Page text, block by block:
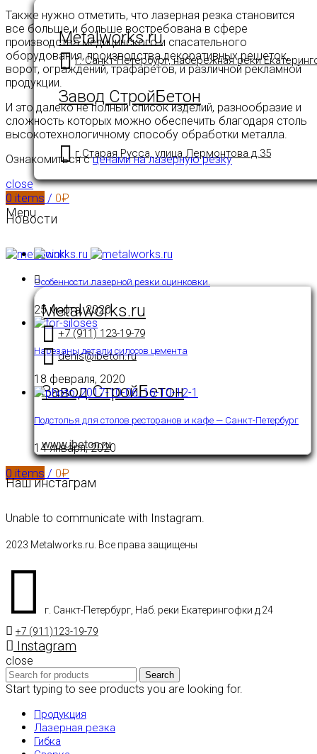
Metalworks.ru
г. Санкт-Петербург, набережная реки
Завод СтройБетон
г.Старая Русса, улица Лермонтова д.35
0 items / 0₽
Menu
Metalworks.ru
+7 (911) 123-19-79
denis@ibeton.ru
Завод СтройБетон
www.ibeton.ru
0 items / 0₽
Также нужно отметить, что лазерная резка становится
все больше и больше востребована в сфере
производства медицинского и спасательного
оборудования, производства декоративных решеток,
ворот, ограждений, трафаретов, и различной рекламной
продукции.
И это далеко не полный список изделий, разнообразие и
сложность которых можно обеспечить благодаря столь
высокотехнологичному способу обработки металла.
Ознакомиться сценами на лазерную резку
close
Новости
Особенности лазерной резки оцинковки.
25 марта, 2020
Нарезаны детали силосов цемента
18 февраля, 2020
Подстолья для столов ресторанов и кафе — Санкт-Петербург
14 января, 2020
Наш инстаграм
Unable to communicate with Instagram.
2023 Metalworks.ru. Все права защищены
г. Санкт-Петербург, Наб. реки Екатерингофки д.24
+7 (911)123-19-79
Instagram
close
Search
Start typing to see products you are looking for.
Продукция
Лазерная резка
Гибка